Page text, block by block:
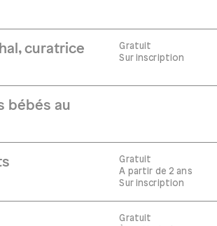
curatrice
Gratuit
Sur inscription
bébés au
Gratuit
A partir de 2 ans
Sur inscription
Gratuit